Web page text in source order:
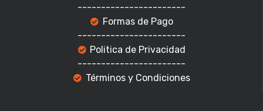
-----------------------
Formas de Pago
-----------------------
Politica de Privacidad
-----------------------
Términos y Condiciones